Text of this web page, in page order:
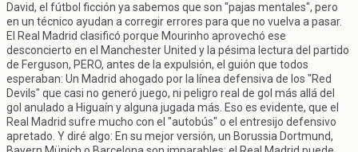
David, el fútbol ficción ya sabemos que son "pajas mentales", pero
en un técnico ayudan a corregir errores para que no vuelva a pasar.
El Real Madrid clasificó porque Mourinho aprovechó ese
desconcierto en el Manchester United y la pésima lectura del partido
de Ferguson, PERO, antes de la expulsión, el guión que todos
esperaban: Un Madrid ahogado por la línea defensiva de los "Red
Devils" que casi no generó juego, ni peligro real de gol más allá del
gol anulado a Higuaín y alguna jugada más. Eso es evidente, que el
Real Madrid sufre mucho con el "autobús" o el entresijo defensivo
apretado. Y diré algo: En su mejor versión, un Borussia Dortmund,